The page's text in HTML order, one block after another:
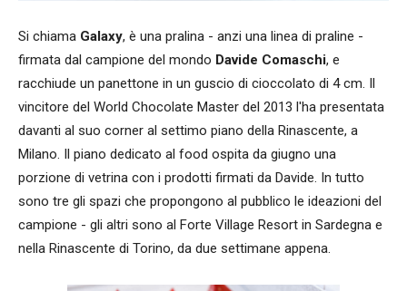
Si chiama Galaxy, è una pralina - anzi una linea di praline -
firmata dal campione del mondo Davide Comaschi, e
racchiude un panettone in un guscio di cioccolato di 4 cm. Il
vincitore del World Chocolate Master del 2013 l'ha presentata
davanti al suo corner al settimo piano della Rinascente, a
Milano. Il piano dedicato al food ospita da giugno una
porzione di vetrina con i prodotti firmati da Davide. In tutto
sono tre gli spazi che propongono al pubblico le ideazioni del
campione - gli altri sono al Forte Village Resort in Sardegna e
nella Rinascente di Torino, da due settimane appena.